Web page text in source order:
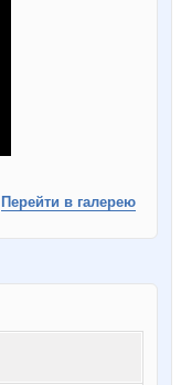
Перейти в галерею